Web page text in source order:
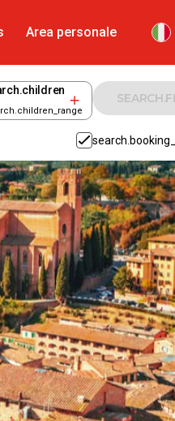
Area personale